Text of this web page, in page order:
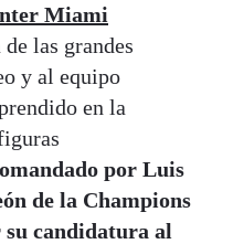
Miami
las grandes
y al equipo
en la
por Luis
de la Champions
candidatura al